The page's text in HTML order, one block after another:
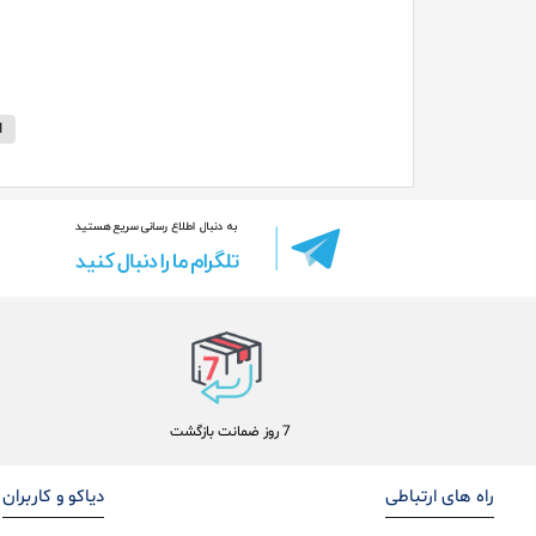
7 روز ضمانت بازگشت
دیاکو و کاربران راه های ارتباطی